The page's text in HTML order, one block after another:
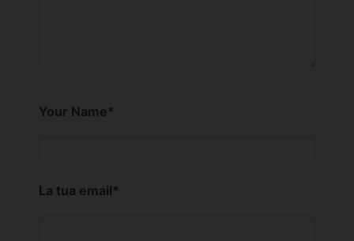
Your Name*
La tua email*